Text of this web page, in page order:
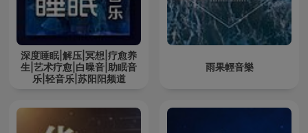
深度睡眠|解压|冥想|疗愈养
生|艺术疗愈|白噪音|助眠音
乐|轻音乐|苏阳阳频道
雨果輕音樂